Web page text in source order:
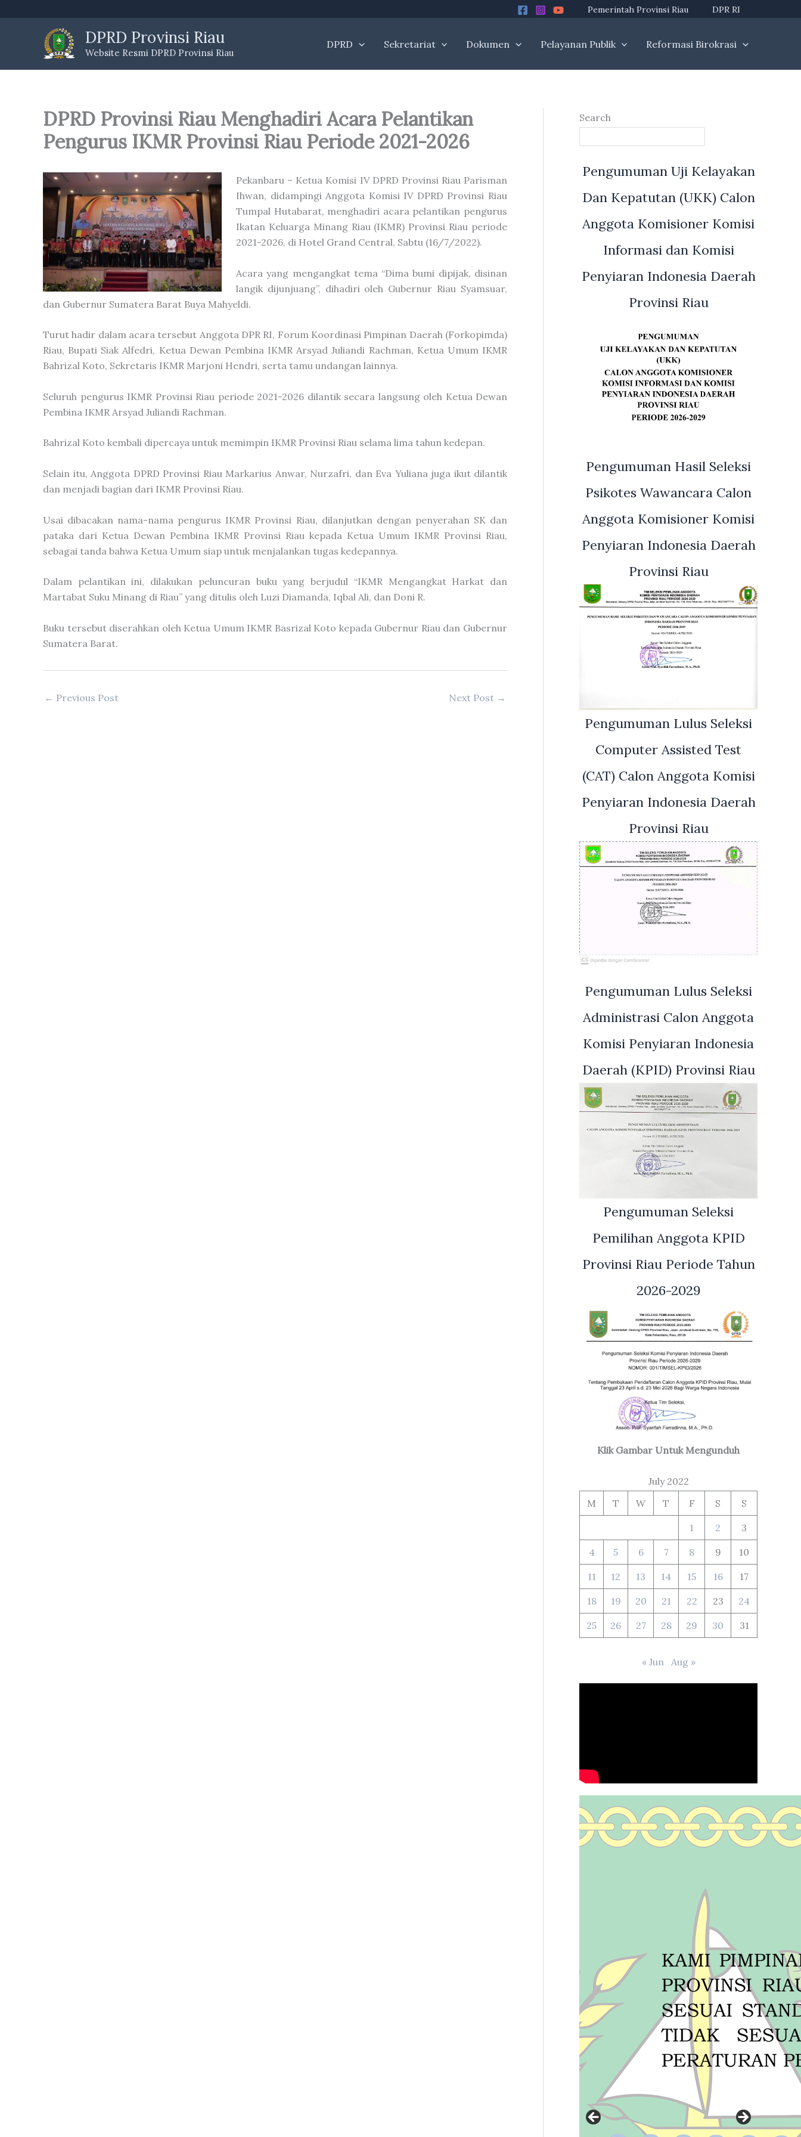
Pemerintah Provinsi Riau DPR RI
DPRD Provinsi Riau
Website Resmi DPRD Provinsi Riau
DPRD Sekretariat Dokumen Pelayanan Publik Reformasi Birokrasi
DPRD Provinsi Riau Menghadiri Acara Pelantikan
Pengurus IKMR Provinsi Riau Periode 2021-2026
Pekanbaru – Ketua Komisi IV DPRD Provinsi Riau Parisman
Ihwan, didampingi Anggota Komisi IV DPRD Provinsi Riau
Tumpal Hutabarat, menghadiri acara pelantikan pengurus
Ikatan Keluarga Minang Riau (IKMR) Provinsi Riau periode
2021-2026, di Hotel Grand Central, Sabtu (16/7/2022).
Acara yang mengangkat tema “Dima bumi dipijak, disinan
langik dijunjuang”, dihadiri oleh Gubernur Riau Syamsuar,
dan Gubernur Sumatera Barat Buya Mahyeldi.
Turut hadir dalam acara tersebut Anggota DPR RI, Forum Koordinasi Pimpinan Daerah (Forkopimda)
Riau, Bupati Siak Alfedri, Ketua Dewan Pembina IKMR Arsyad Juliandi Rachman, Ketua Umum IKMR
Bahrizal Koto, Sekretaris IKMR Marjoni Hendri, serta tamu undangan lainnya.
Seluruh pengurus IKMR Provinsi Riau periode 2021-2026 dilantik secara langsung oleh Ketua Dewan
Pembina IKMR Arsyad Juliandi Rachman.
Bahrizal Koto kembali dipercaya untuk memimpin IKMR Provinsi Riau selama lima tahun kedepan.
Selain itu, Anggota DPRD Provinsi Riau Markarius Anwar, Nurzafri, dan Eva Yuliana juga ikut dilantik
dan menjadi bagian dari IKMR Provinsi Riau.
Usai dibacakan nama-nama pengurus IKMR Provinsi Riau, dilanjutkan dengan penyerahan SK dan
pataka dari Ketua Dewan Pembina IKMR Provinsi Riau kepada Ketua Umum IKMR Provinsi Riau,
sebagai tanda bahwa Ketua Umum siap untuk menjalankan tugas kedepannya.
Dalam pelantikan ini, dilakukan peluncuran buku yang berjudul “IKMR Mengangkat Harkat dan
Martabat Suku Minang di Riau” yang ditulis oleh Luzi Diamanda, Iqbal Ali, dan Doni R.
Buku tersebut diserahkan oleh Ketua Umum IKMR Basrizal Koto kepada Gubernur Riau dan Gubernur
Sumatera Barat.
← Previous Post Next Post →
Search
Pengumuman Uji Kelayakan
Dan Kepatutan (UKK) Calon
Anggota Komisioner Komisi
Informasi dan Komisi
Penyiaran Indonesia Daerah
Provinsi Riau
Pengumuman Hasil Seleksi
Psikotes Wawancara Calon
Anggota Komisioner Komisi
Penyiaran Indonesia Daerah
Provinsi Riau
Pengumuman Lulus Seleksi
Computer Assisted Test
(CAT) Calon Anggota Komisi
Penyiaran Indonesia Daerah
Provinsi Riau
Pengumuman Lulus Seleksi
Administrasi Calon Anggota
Komisi Penyiaran Indonesia
Daerah (KPID) Provinsi Riau
Pengumuman Seleksi
Pemilihan Anggota KPID
Provinsi Riau Periode Tahun
2026-2029
Klik Gambar Untuk Mengunduh
July 2022
M
T W T F S S
1 2 3
4 5 6 7 8 9 10
11 12 13 14 15 16 17
18 19 20 21 22 23 24
25 26 27 28 29 30 31
« Jun Aug »